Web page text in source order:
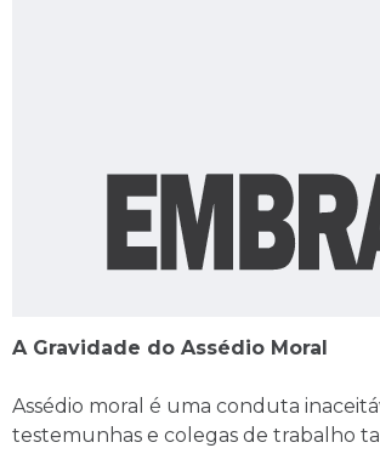
A Gravidade do Assédio Moral
Assédio moral é uma conduta
testemunhas e colegas de trabalho